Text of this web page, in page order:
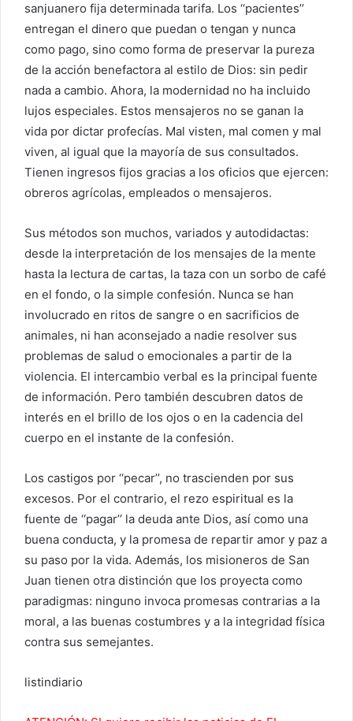
sanjuanero fija determinada tarifa. Los ‘‘pacientes’’
entregan el dinero que puedan o tengan y nunca
como pago, sino como forma de preservar la pureza
de la acción benefactora al estilo de Dios: sin pedir
nada a cambio. Ahora, la modernidad no ha incluido
lujos especiales. Estos mensajeros no se ganan la
vida por dictar profecías. Mal visten, mal comen y mal
viven, al igual que la mayoría de sus consultados.
Tienen ingresos fijos gracias a los oficios que ejercen:
obreros agrícolas, empleados o mensajeros.
Sus métodos son muchos, variados y autodidactas:
desde la interpretación de los mensajes de la mente
hasta la lectura de cartas, la taza con un sorbo de café
en el fondo, o la simple confesión. Nunca se han
involucrado en ritos de sangre o en sacrificios de
animales, ni han aconsejado a nadie resolver sus
problemas de salud o emocionales a partir de la
violencia. El intercambio verbal es la principal fuente
de información. Pero también descubren datos de
interés en el brillo de los ojos o en la cadencia del
cuerpo en el instante de la confesión.
Los castigos por ‘‘pecar’’, no trascienden por sus
excesos. Por el contrario, el rezo espiritual es la
fuente de ‘‘pagar’’ la deuda ante Dios, así como una
buena conducta, y la promesa de repartir amor y paz a
su paso por la vida. Además, los misioneros de San
Juan tienen otra distinción que los proyecta como
paradigmas: ninguno invoca promesas contrarias a la
moral, a las buenas costumbres y a la integridad física
contra sus semejantes.
listindiario